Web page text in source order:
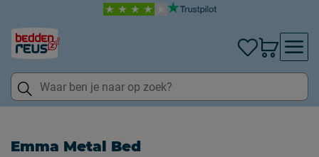
Emma Metal Bed